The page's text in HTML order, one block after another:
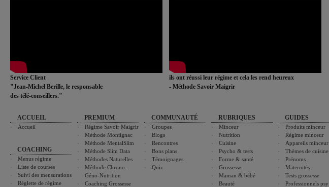
Service Client
"Jean-Michel Berille, le responsable
des télé-conseillers."
ils ont réussi leur régime et cela les rend heureux
- Méthode Savoir Maigrir
ACCUEIL
Accueil
COACHING
Menus régime
Liste de courses
Suivi des mensurations
Réglette de régime
PREMIUM
Régime Savoir Maigrir
Méthode Montignac
Méthode MentalSlim
Méthode Slim Data
Méthodes Naturelles
Méthode Chrono-
Géno-Nutrition
Coaching Grossesse
COMMUNAUTÉ
Groupes
Blogs
Rencontres
Bons plans
Témoignages
Quiz
RUBRIQUES
Minceur
Nutrition
Cuisine
Psycho & tests
Forme & santé
Grossesse
Maman & bébé
Beauté
GUIDES
Produits minceur
Régime minceur
Appareils minceur
Thèmes de cuisine
Prénoms
Maternités
Tests grossesse
Professionnels psy